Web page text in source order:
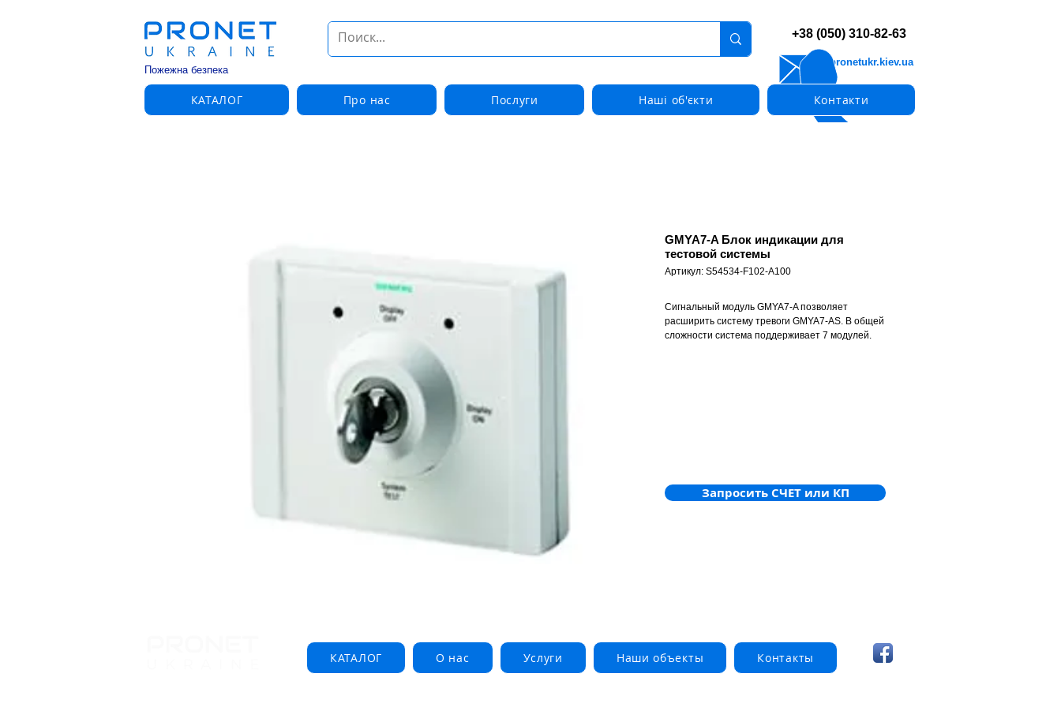
Пожежна безпека
info@pronetukr.kiev.ua
+38 (050) 310-82-63
КАТАЛОГ Про нас Послуги Наші об'єкти Контакти
GMYA7-A Блок индикации для
тестовой системы
Артикул: S54534-F102-A100
Сигнальный модуль GMYA7-A позволяет
расширить систему тревоги GMYA7-AS. В общей
сложности система поддерживает 7 модулей.
Запросить СЧЕТ или КП
КАТАЛОГ О нас Услуги Наши объекты Контакты